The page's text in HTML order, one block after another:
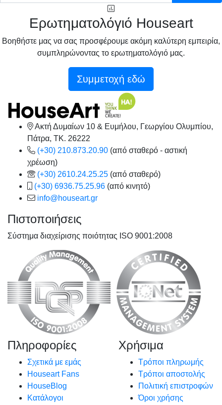
Ερωτηματολόγιό Houseart
Βοηθήστε μας να σας προσφέρουμε ακόμη καλύτερη εμπειρία,
συμπληρώνοντας το ερωτηματολόγιό μας.
Συμμετοχή εδώ
Ακτή Δυμαίων 10 & Ευμήλου, Γεωργίου Ολυμπίου,
Πάτρα, TK. 26222
(+30) 210.873.20.90 (από σταθερό - αστική
χρέωση)
(+30) 2610.24.25.25 (από σταθερό)
(+30) 6936.75.25.96 (από κινητό)
info@houseart.gr
Πιστοποιήσεις
Σύστημα διαχείρισης ποιότητας ISO 9001:2008
Πληροφορίες
Σχετικά με εμάς
Houseart Fans
HouseBlog
Κατάλογοι
Χρήσιμα
Τρόποι πληρωμής
Τρόποι αποστολής
Πολιτική επιστροφών
Όροι χρήσης